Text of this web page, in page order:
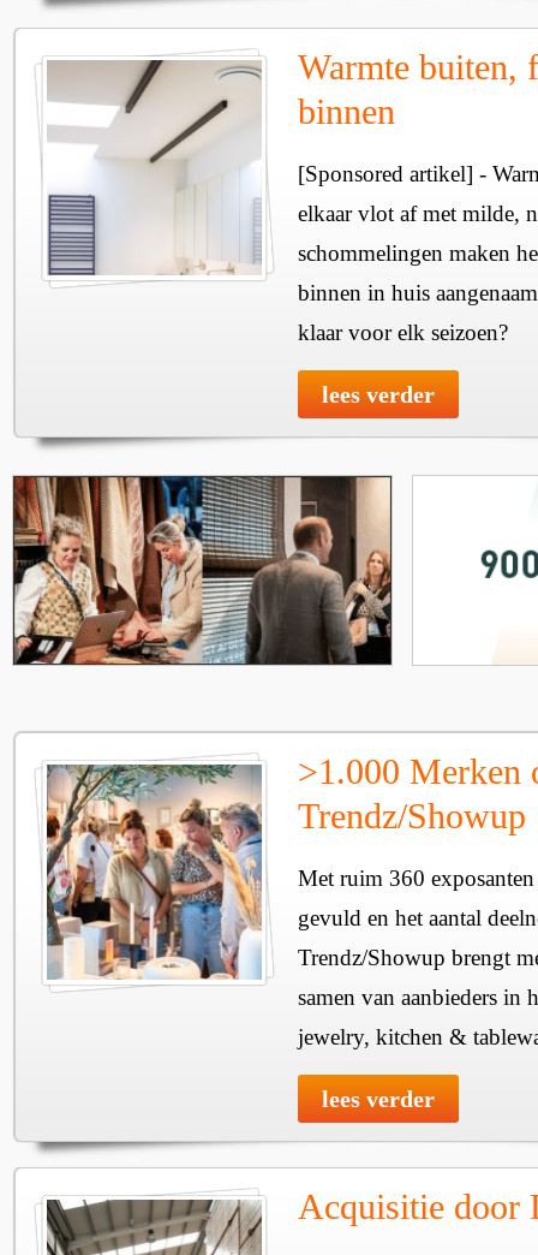
Warmte buiten,
binnen
[Sponsored artikel] -
elkaar vlot af met milde,
schommelingen maken
binnen in huis
klaar voor elk seizoen?
lees verder
>1.000 Merken
Trendz/Showup
Met ruim 360
gevuld en het aantal
Trendz/Showup brengt
samen van aanbieders in
jewelry, kitchen &
lees verder
Acquisitie door